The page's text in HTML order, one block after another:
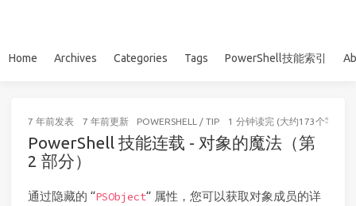
Home Archives Categories Tags PowerShell技能索引
7 年前发表 7 年前更新 POWERSHELL / TIP 1 分钟读完 (大约173个字)
PowerShell 技能连载 - 对象的魔法（第
2 部分）
通过隐藏的 “PSObject“ 属性，您可以获取对象成员的详